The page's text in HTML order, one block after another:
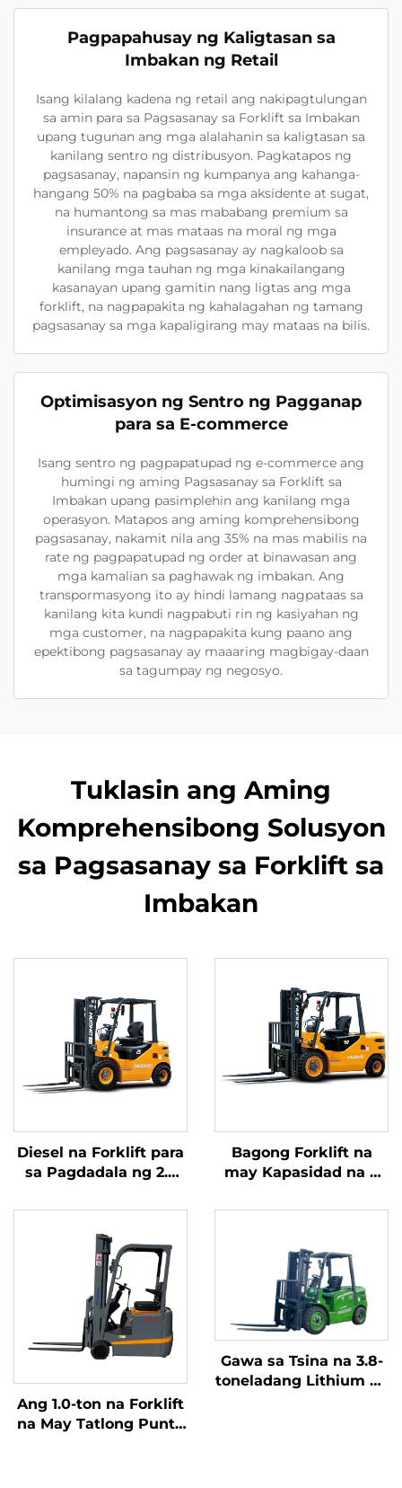
Pagpapahusay ng Kaligtasan sa
Imbakan ng Retail
Isang kilalang kadena ng retail ang nakipagtulungan
sa amin para sa Pagsasanay sa Forklift sa Imbakan
upang tugunan ang mga alalahanin sa kaligtasan sa
kanilang sentro ng distribusyon. Pagkatapos ng
pagsasanay, napansin ng kumpanya ang kahanga-
hangang 50% na pagbaba sa mga aksidente at sugat,
na humantong sa mas mababang premium sa
insurance at mas mataas na moral ng mga
empleyado. Ang pagsasanay ay nagkaloob sa
kanilang mga tauhan ng mga kinakailangang
kasanayan upang gamitin nang ligtas ang mga
forklift, na nagpapakita ng kahalagahan ng tamang
pagsasanay sa mga kapaligirang may mataas na bilis.
Optimisasyon ng Sentro ng Pagganap
para sa E-commerce
Isang sentro ng pagpapatupad ng e-commerce ang
humingi ng aming Pagsasanay sa Forklift sa
Imbakan upang pasimplehin ang kanilang mga
operasyon. Matapos ang aming komprehensibong
pagsasanay, nakamit nila ang 35% na mas mabilis na
rate ng pagpapatupad ng order at binawasan ang
mga kamalian sa paghawak ng imbakan. Ang
transpormasyong ito ay hindi lamang nagpataas sa
kanilang kita kundi nagpabuti rin ng kasiyahan ng
mga customer, na nagpapakita kung paano ang
epektibong pagsasanay ay maaaring magbigay-daan
sa tagumpay ng negosyo.
Tuklasin ang Aming
Komprehensibong Solusyon
sa Pagsasanay sa Forklift sa
Imbakan
Diesel na Forklift para
sa Pagdadala ng 2.5
may Simpleng
Operasyon at Pagbaba
ng Karga hanggang 4
metro
Bagong Forklift na
may Kapasidad na 4
kumukuha ng
diesel, na may mataas
na kalidad na Hapones
na motor ng ISUZU
Ang 1.0-ton na Forklift
na May Tatlong Punto
Gawa sa Tsina na 3.8-
toneladang Lithium na